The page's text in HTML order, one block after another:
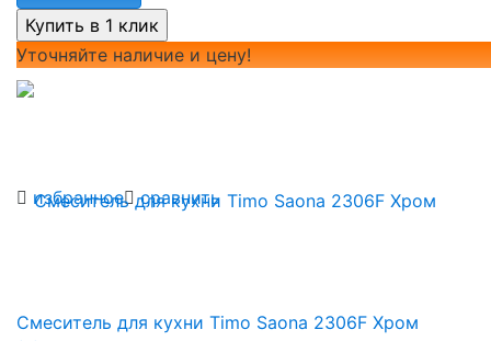
избранное сравнить
Уточняйте наличие и цену!
Смеситель для кухни Timo Saona 2306F Хром